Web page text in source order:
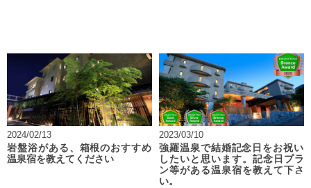
2024/02/13
岩盤浴がある、箱根のおすすめ
温泉宿を教えてください
2023/03/10
強羅温泉で結婚記念日をお祝い
したいと思います。記念日プラ
ン等がある温泉宿を教えて下さ
い。